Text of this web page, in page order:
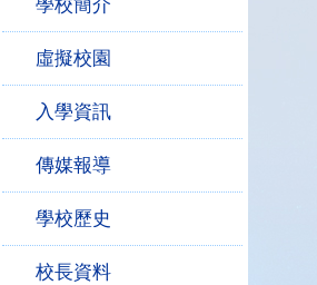
虛擬校園
入學資訊
傳媒報導
學校歷史
校長資料